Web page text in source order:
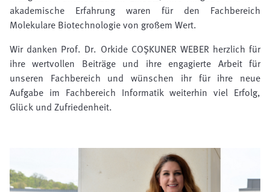
akademische Erfahrung waren für den Fachbereich
Molekulare Biotechnologie von großem Wert.
Wir danken Prof. Dr. Orkide COŞKUNER WEBER herzlich für
ihre wertvollen Beiträge und ihre engagierte Arbeit für
unseren Fachbereich und wünschen ihr für ihre neue
Aufgabe im Fachbereich Informatik weiterhin viel Erfolg,
Glück und Zufriedenheit.